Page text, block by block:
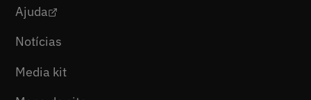
Ajuda
Notícias
Media kit